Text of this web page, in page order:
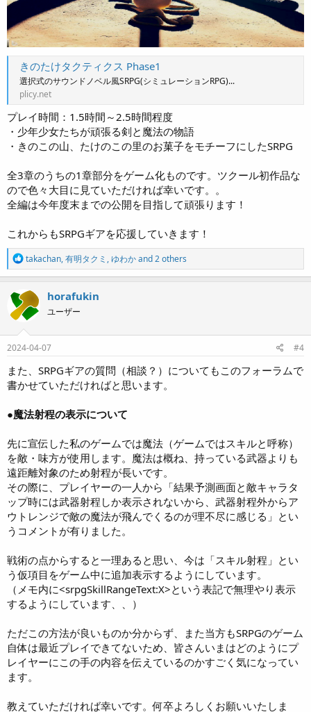
きのたけタクティクス Phase1
選択式のサウンドノベル風SRPG(シミュレーションRPG)...
plicy.net
プレイ時間：1.5時間～2.5時間程度
・少年少女たちが頑張る剣と魔法の物語
・きのこの山、たけのこの里のお菓子をモチーフにしたSRPG
全3章のうちの1章部分をゲーム化ものです。ツクール初作品な
ので色々大目に見ていただければ幸いです。。
全編は今年度末までの公開を目指して頑張ります！
これからもSRPGギアを応援していきます！
R
e
a
c
i
o
n
s
takachan,有明タクミ ,ゆわかand 2 others
horafukin
ユーザー
2024-04-07 #4
また、SRPGギアの質問（相談？）についてもこのフォーラムで
書かせていただければと思います。
●魔法射程の表示について
先に宣伝した私のゲームでは魔法（ゲームではスキルと呼称）
を敵・味方が使用します。魔法は概ね、持っている武器よりも
遠距離対象のため射程が長いです。
その際に、プレイヤーの一人から「結果予測画面と敵キャラタ
ップ時には武器射程しか表示されないから、武器射程外からア
ウトレンジで敵の魔法が飛んでくるのが理不尽に感じる」とい
うコメントが有りました。
戦術の点からすると一理あると思い、今は「スキル射程」とい
う仮項目をゲーム中に追加表示するようにしています。
（メモ内に<srpgSkillRangeText:X>という表記で無理やり表示
するようにしています、、）
ただこの方法が良いものか分からず、また当方もSRPGのゲーム
自体は最近プレイできてないため、皆さんいまはどのようにプ
レイヤーにこの手の内容を伝えているのかすごく気になってい
ます。
教えていただければ幸いです。何卒よろしくお願いいたしま